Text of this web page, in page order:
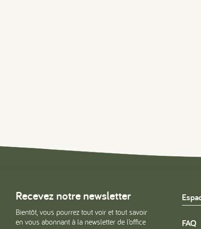
Recevez notre newsletter
Bientôt, vous pourrez tout voir et tout savoir
en vous abonnant à la newsletter de l’office
FAQ